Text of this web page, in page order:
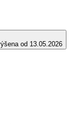
od 13.05.2026